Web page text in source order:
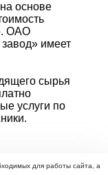
основе
ОАО
имеет
сырья
услуги по
для работы сайта, а